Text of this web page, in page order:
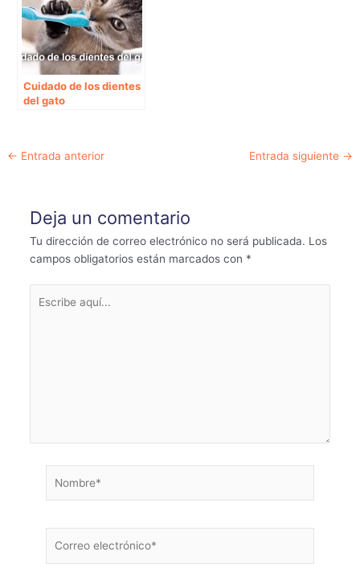
Cuidado de los dientes
del gato
Navegación
← Entrada anterior Entrada siguiente →
Deja un comentario
Tu dirección de correo electrónico no será publicada. Los
campos obligatorios están marcados con *
aquí...
electrónico*